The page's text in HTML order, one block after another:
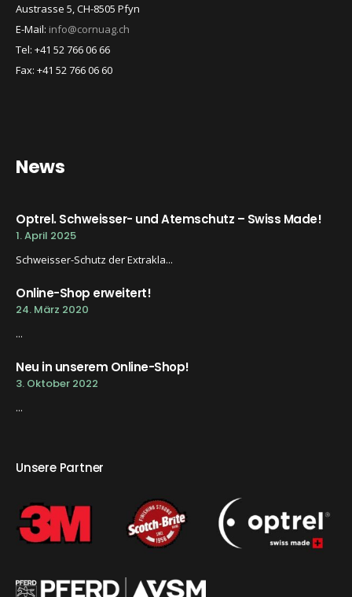
Austrasse 5, CH-8505 Pfyn
E-Mail: info@cornuag.ch
Tel: +41 52 766 06 66
Fax: +41 52 766 06 60
News
Optrel. Schweisser- und Atemschutz – Swiss Made!
1. April 2025
Schweisser-Schutz der Extrakla...
Online-Shop erweitert!
24. März 2020
...
Neu in unserem Online-Shop!
3. Oktober 2022
...
Unsere Partner